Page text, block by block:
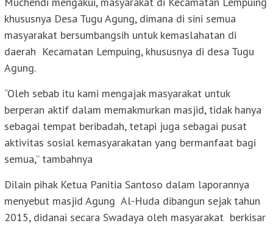
khususnya Desa Tugu Agung, dimana di sini semua
masyarakat bersumbangsih untuk kemaslahatan di
daerah Kecamatan Lempuing, khususnya di desa Tugu
Agung.
“Oleh sebab itu kami mengajak masyarakat untuk
berperan aktif dalam memakmurkan masjid, tidak hanya
sebagai tempat beribadah, tetapi juga sebagai pusat
aktivitas sosial kemasyarakatan yang bermanfaat bagi
semua,” tambahnya
Dilain pihak Ketua Panitia Santoso dalam laporannya
menyebut masjid Agung Al-Huda dibangun sejak tahun
2015, didanai secara Swadaya oleh masyarakat berkisar